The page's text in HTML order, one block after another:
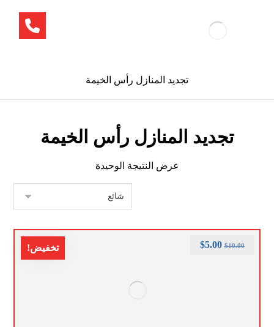
تجديد المنازل رأس الخيمة
تجديد المنازل رأس الخيمة
عرض النتيجة الوحيدة
تخفيض! $10.00
$5.00